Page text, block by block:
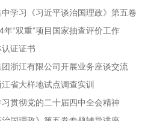
学习《习近平谈治国理政》第五卷
“双重”项目国家抽查评价工作
证证书
浙江有限公司开展业务座谈交流
省大样地试点调查实训
贯彻党的二十届四中全会精神